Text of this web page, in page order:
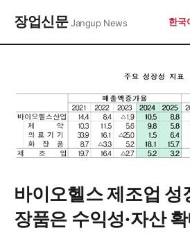
장업신문Jangup News 한국
바이오헬스 제조업
장품은 수익성·자산